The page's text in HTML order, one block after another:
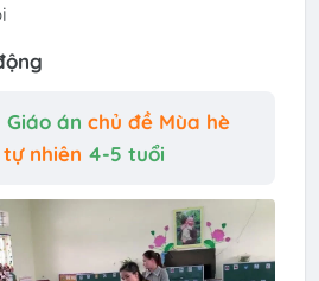
Giáo ánchủ đề Mùa hè
nhiên 4-5 tuổi